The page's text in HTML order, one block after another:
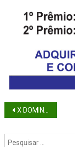
X DOMINGO DO TEMPO COMUM – (ANO A)